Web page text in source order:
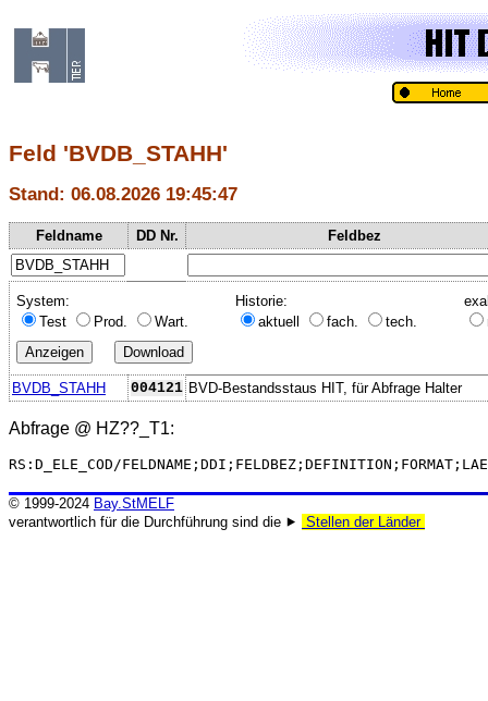
Feld 'BVDB_STAHH'
Stand: 06.08.2026 19:45:47
Feldname DD Nr. Feldbez
System:
Test
Prod. Wart.
Historie:
aktuell
fach. tech.
BVDB_STAHH 004121 BVD-Bestandsstaus HIT, für Abfrage Halter
Abfrage @ HZ??_T1:
RS:D_ELE_COD/
© 1999-2024 Bay.StMELF
verantwortlich für die Durchführung sind die ⯈
Stellen der Länder